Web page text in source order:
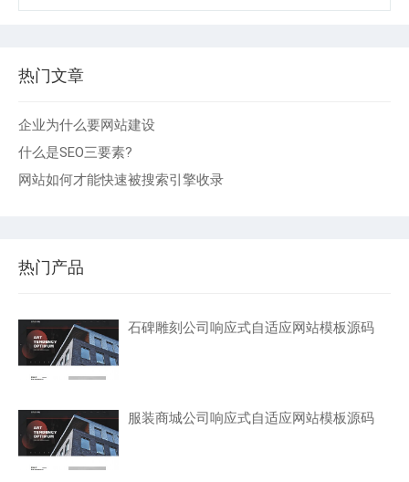
热门文章
企业为什么要网站建设
什么是SEO三要素?
网站如何才能快速被搜索引擎收录
热门产品
石碑雕刻公司响应式自适应网站模板源码
服装商城公司响应式自适应网站模板源码